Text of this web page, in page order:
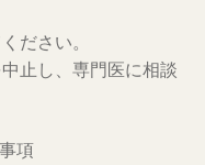
ださい。
止し、専門医に相談
項